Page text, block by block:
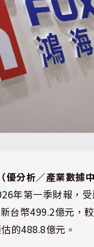
分析／產業數據中
年第一季財報，
台幣499.2億元，
的488.8億元。